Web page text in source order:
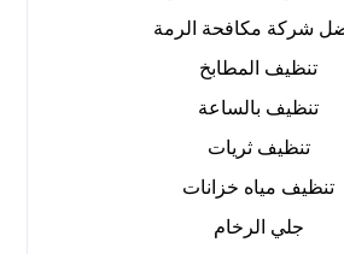
شركة مكافحة الرمة
تنظيف المطابخ
تنظيف بالساعة
تنظيف ثريات
تنظيف مياه خزانات
جلي الرخام